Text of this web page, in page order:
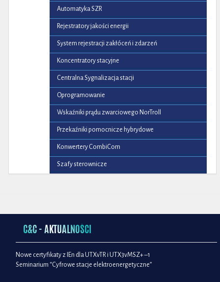
Automatyka SZR
Rejestratory jakości energii
System rejestracji zakłóceń i zdarzeń
Koncentratory stacyjne
Centralna Sygnalizacja stacji
Oprogramowanie
Wskaźniki prądu zwarciowego NorTroll
Przekaźniki pomocnicze hybrydowe
Konwertery CombiCom
Szafy sterownicze
C&C - AKTUALNOŚCI
Nowe certyfikaty z IEn dla UTXvTR i UTX3vMSZ+ –1
Seminarium “Cyfrowe stacje elektroenergetyczne”